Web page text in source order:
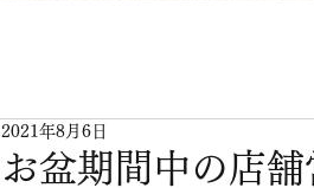
お盆期間中の店
2021年8月6日